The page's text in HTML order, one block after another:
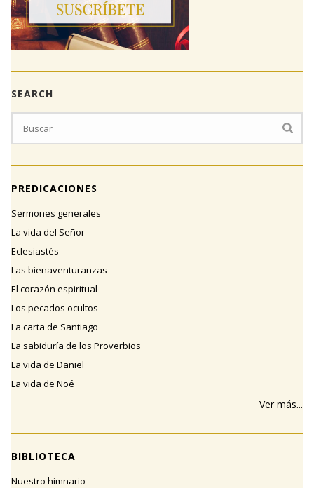
SEARCH
PREDICACIONES
Sermones generales
La vida del Señor
Eclesiastés
Las bienaventuranzas
El corazón espiritual
Los pecados ocultos
La carta de Santiago
La sabiduría de los Proverbios
La vida de Daniel
La vida de Noé
Ver más...
BIBLIOTECA
Nuestro himnario